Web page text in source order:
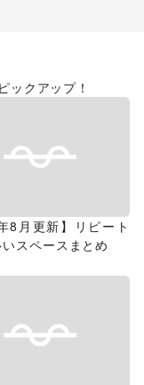
ックアップ！
8月更新】リピート
スペースまとめ